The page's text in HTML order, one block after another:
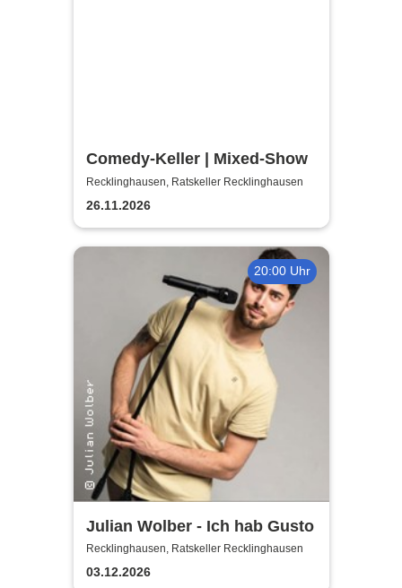
Comedy-Keller | Mixed-Show
Recklinghausen, Ratskeller Recklinghausen
26.11.2026
20:00 Uhr
Julian Wolber - Ich hab Gusto
Recklinghausen, Ratskeller Recklinghausen
03.12.2026